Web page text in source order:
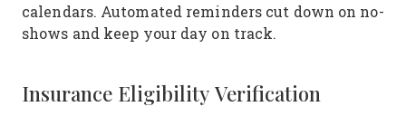
calendars. Automated reminders cut down on no-
shows and keep your day on track.
Insurance Eligibility Verification